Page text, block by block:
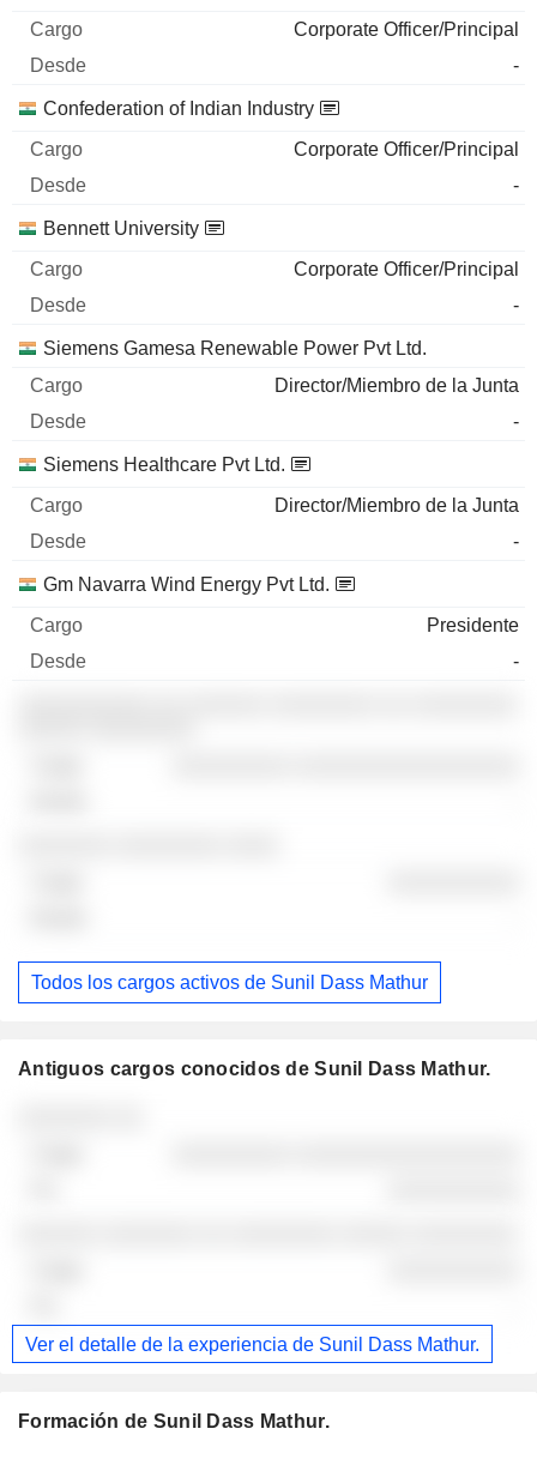
Corporate Officer/Principal
-
Confederation of Indian Industry
Corporate Officer/Principal
-
Bennett University
Corporate Officer/Principal
-
Siemens Gamesa Renewable Power Pvt Ltd.
Director/Miembro de la Junta
-
Siemens Healthcare Pvt Ltd.
Director/Miembro de la Junta
-
Gm Navarra Wind Energy Pvt Ltd.
Presidente
-
Todos los cargos activos de Sunil Dass Mathur
Antiguos cargos conocidos de Sunil Dass Mathur.
Ver el detalle de la experiencia de Sunil Dass Mathur.
Formación de Sunil Dass Mathur.